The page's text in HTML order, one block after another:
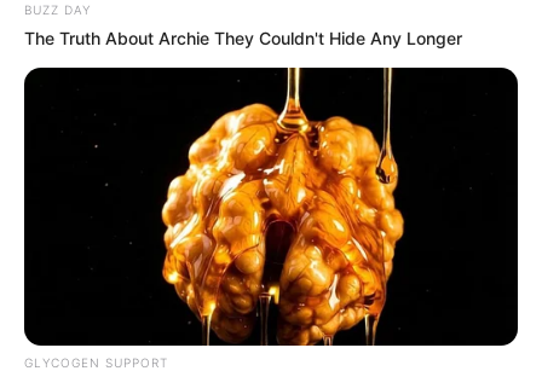
BUZZ DAY
The Truth About Archie They Couldn't Hide Any Longer
GLYCOGEN SUPPORT